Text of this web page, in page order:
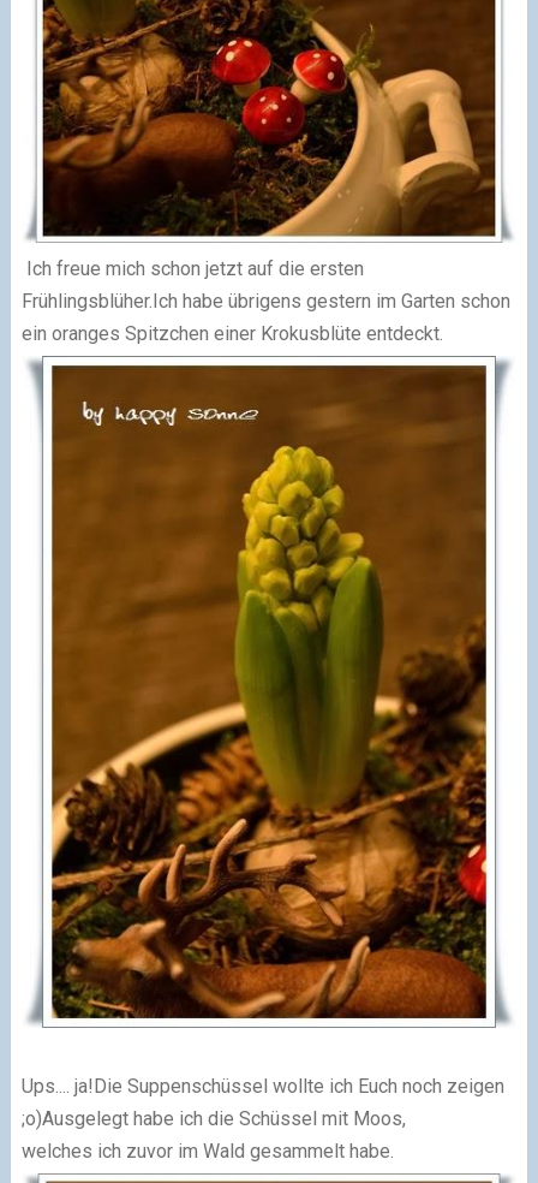
Ich freue mich schon jetzt auf die ersten
Frühlingsblüher.Ich habe übrigens gestern im Garten schon
ein oranges Spitzchen einer Krokusblüte entdeckt.
Ups.... ja!Die Suppenschüssel wollte ich Euch noch zeigen
;o)Ausgelegt habe ich die Schüssel mit Moos,
welches ich zuvor im Wald gesammelt habe.